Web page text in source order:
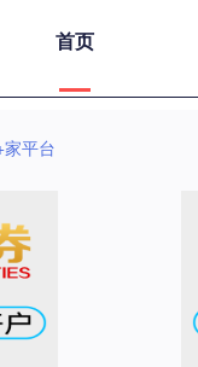
首页
家平台